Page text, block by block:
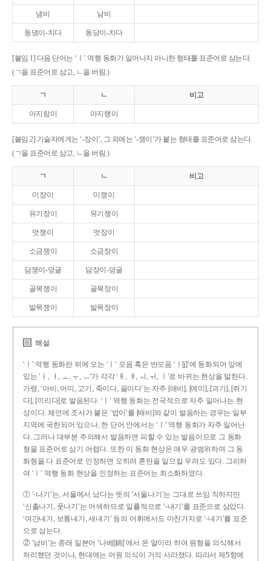
냄비 남비
동댕이-치다 동당이-치다
[붙임 1] 다음 단어는 ‘ㅣ’ 역행 동화가 일어나지 아니한 형태를 표준어로 삼는다.
(ㄱ을 표준어로 삼고, ㄴ을 버림.)
ㄱ ㄴ 비고
아지랑이 아지랭이
[붙임 2] 기술자에게는 ‘-장이’, 그 외에는 ‘-쟁이’가 붙는 형태를 표준어로 삼는다.
(ㄱ을 표준어로 삼고, ㄴ을 버림.)
ㄱ ㄴ 비고
미장이 미쟁이
유기장이 유기쟁이
멋쟁이 멋장이
소금쟁이 소금장이
담쟁이-덩굴 담장이-덩굴
골목쟁이 골목장이
발목쟁이 발목장이
해설
‘ㅣ’ 역행 동화란 뒤에 오는 ‘ㅣ’ 모음 혹은 반모음 ‘ㅣ[j]’에 동화되어 앞에
있는 ‘ㅏ, ㅓ, ㅗ, ㅜ, ㅡ’가 각각 ‘ㅐ, ㅔ, ㅚ, ㅟ, ㅣ’로 바뀌는 현상을 말한다.
가령, ‘아비, 어미, 고기, 죽이다, 끓이다’는 자주 [애비], [에미], [괴기], [쥐기
다], [끼리다]로 발음된다. ‘ㅣ’ 역행 동화는 전국적으로 자주 일어나는 현
상이다. 체언에 조사가 붙은 ‘밥이’를 [배비]와 같이 발음하는 경우는 일부
지역에 국한되어 있으나, 한 단어 안에서는 ‘ㅣ’ 역행 동화가 자주 일어난
다. 그러나 대부분 주의해서 발음하면 피할 수 있는 발음이므로 그 동화
형을 표준어로 삼기 어렵다. 또한 이 동화 현상은 매우 광범위하여 그 동
화형을 다 표준어로 인정하면 오히려 혼란을 일으킬 우려도 있다. 그리하
여 ‘ㅣ’ 역행 동화 현상을 인정하는 표준어는 최소화하였다.
① ‘-나기’는, 서울에서 났다는 뜻의 ‘서울나기’는 그대로 쓰임 직하지만
‘신출나기, 풋나기’는 어색하므로 일률적으로 ‘-내기’를 표준으로 삼았다.
‘여간내기, 보통내기, 새내기’ 등의 어휘에서도 마찬가지로 ‘-내기’를 표준
으로 삼는다.
② ‘남비’는 종래 일본어 ‘나베[鍋]’에서 온 말이라 하여 원형을 의식해서
처리했던 것이나, 현대에는 어원 의식이 거의 사라졌다. 따라서 제5항에